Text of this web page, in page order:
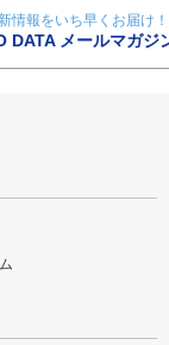
情報をいち早くお届け！
DATA メールマガジ